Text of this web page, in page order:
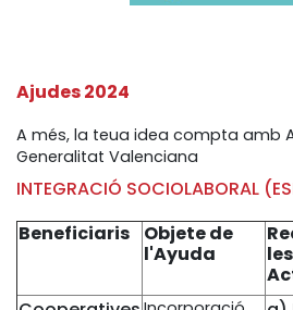
Ajudes 2024
A més, la teua idea compta amb
Generalitat Valenciana
INTEGRACIÓ SOCIOLABORAL
Beneficiaris
Objete de
l'Ayuda
les